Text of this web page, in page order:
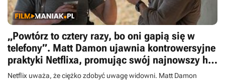
„Powtórz to cztery razy, bo oni gapią się w
telefony”. Matt Damon ujawnia kontrowersyjne
praktyki Netflixa, promując swój najnowszy hit
akcji
Netflix uważa, że ciężko zdobyć uwagę widowni. Matt Damon